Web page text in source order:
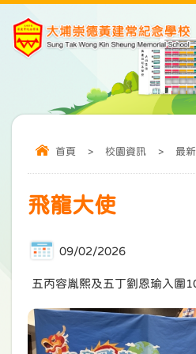
首頁 > 校園資訊 > 最
飛龍大使
09/02/2026
五丙容胤熙及五丁劉恩瑜入圍